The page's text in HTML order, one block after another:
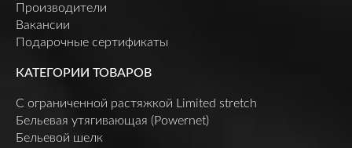
Производители
Вакансии
Подарочные сертификаты
КАТЕГОРИИ ТОВАРОВ
C ограниченной растяжкой Limited stretch
Бельевая утягивающая (Powernet)
Бельевой шелк